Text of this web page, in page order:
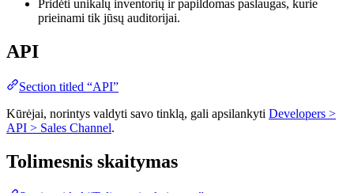
Pridėti unikalų inventorių ir papildomas paslaugas, kurie
prieinami tik jūsų auditorijai.
API
Section titled “API”
Kūrėjai, norintys valdyti savo tinklą, gali apsilankyti Developers >
API > Sales Channel.
Tolimesnis skaitymas